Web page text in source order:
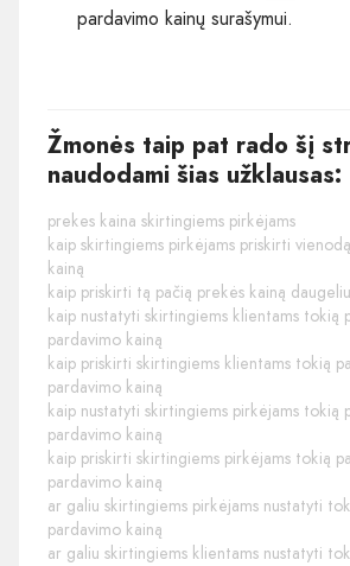
pardavimo kainų surašymui.
Žmonės taip pat rado šį
naudodami šias užklausas:
prekes kaina skirtingiems pirkėjams
kaip skirtingiems pirkėjams priskirti
kainą
kaip priskirti tą pačią prekės kainą
kaip nustatyti skirtingiems klientams tokią
pardavimo kainą
kaip priskirti skirtingiems klientams tokią
pardavimo kainą
kaip nustatyti skirtingiems pirkėjams tokią
pardavimo kainą
kaip priskirti skirtingiems pirkėjams tokią
pardavimo kainą
ar galiu skirtingiems pirkėjams nustatyti
pardavimo kainą
ar galiu skirtingiems klientams nustatyti